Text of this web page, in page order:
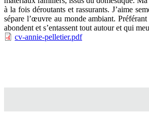
à la fois déroutants et rassurants. J’aime
sépare l’œuvre au monde ambiant.
abondent et s’entassent tout autour et qui
cv-annie-pelletier.pdf